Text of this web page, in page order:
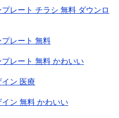
レート チラシ 無料 ダウンロ
レート 無料
レート 無料 かわいい
ン 医療
ン 無料 かわいい